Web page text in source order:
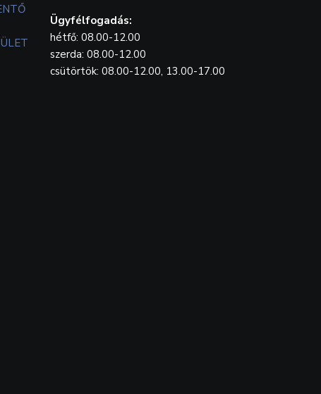
Ügyfélfogadás:
hétfő: 08.00-12.00
szerda: 08.00-12.00
csütörtök: 08.00-12.00, 13.00-17.00